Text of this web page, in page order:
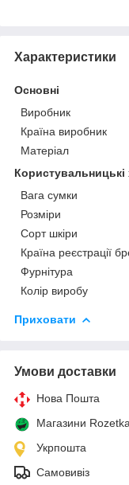
Характеристики
Основні
Виробник
Країна виробник
Матеріал
Користувальницькі
Вага сумки
Розміри
Сорт шкіри
Країна реєстрації
Фурнітура
Колір виробу
Приховати
Умови доставки
Нова Пошта
Магазини Rozetka
Укрпошта
Самовивіз